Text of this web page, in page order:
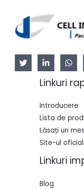
Linkuri
Introducere
Lista de
Lăsați un
Site-ul oficial
Linkuri
Blog